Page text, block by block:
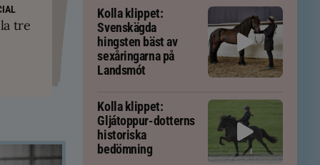
tre
för att
kan
och
Kolla klippet:
Svenskägda
hingsten bäst av
sexåringarna på
Landsmót
Kolla klippet:
Gljátoppur-dotterns
historiska
bedömning